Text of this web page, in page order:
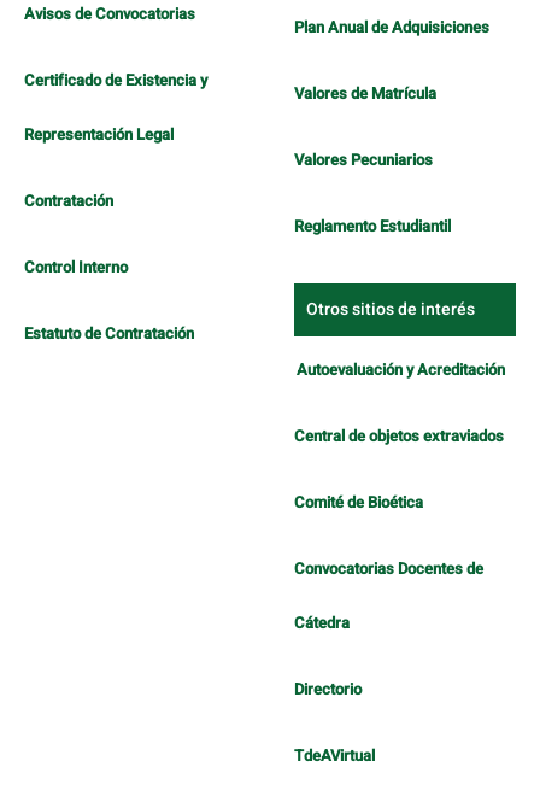
Avisos de Convocatorias
Certificado de Existencia y
Representación Legal
Contratación
Control Interno
Estatuto de Contratación
Plan Anual de Adquisiciones
Valores de Matrícula
Valores Pecuniarios
Reglamento Estudiantil
Otros sitios de interés
Autoevaluación y Acreditación
Central de objetos extraviados
Comité de Bioética
Convocatorias Docentes de
Cátedra
Directorio
TdeAVirtual